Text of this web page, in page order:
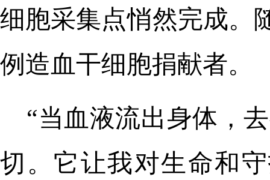
细胞采集点悄然完成。
例造血干细胞捐献者。
“当血液流出身体，
切。它让我对生命和